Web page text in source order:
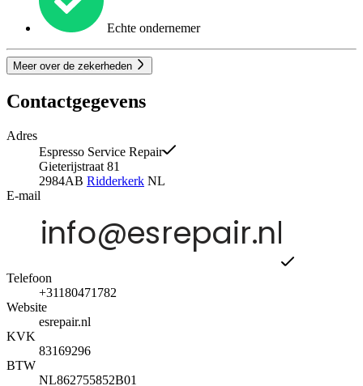
Echte ondernemer
Meer over de zekerheden
Contactgegevens
Adres
Espresso Service Repair
Gieterijstraat 81
2984AB Ridderkerk NL
E-mail
Telefoon
+31180471782
Website
esrepair.nl
KVK
83169296
BTW
NL862755852B01